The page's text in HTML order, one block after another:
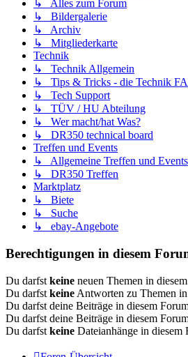
↳ Alles zum Forum
↳ Bildergalerie
↳ Archiv
↳ Mitgliederkarte
Technik
↳ Technik Allgemein
↳ Tips & Tricks - die Technik
↳ Tech Support
↳ TÜV / HU Abteilung
↳ Wer macht/hat Was?
↳ DR350 technical board
Treffen und Events
↳ Allgemeine Treffen und Events
↳ DR350 Treffen
Marktplatz
↳ Biete
↳ Suche
↳ ebay-Angebote
Berechtigungen in diesem
Du darfst keine neuen Themen in
Du darfst keine Antworten zu Themen
Du darfst deine Beiträge in diesem
Du darfst deine Beiträge in diesem
Du darfst keine Dateianhänge in diesem